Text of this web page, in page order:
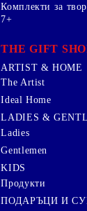
Комплекти за
7+
THE GIFT
ARTIST & HOME
The Artist
Ideal Home
LADIES &
Ladies
Gentlemen
KIDS
Продукти
ПОДАРЪЦИ И